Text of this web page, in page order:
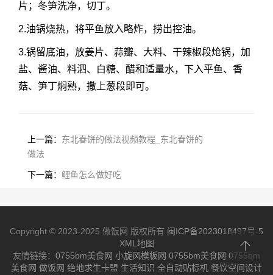
片；冬笋洗净，切丁。
2.油锅烧热，将平鱼放入略炸，捞出控油。
3.锅留底油，放姜片、蒜瓣、大料、干辣椒段炝锅，加
盐、酱油、料泗、白糖、醋和适量水，下入平鱼、香
菇、笋丁焖熟，撒上葱段即可。
上一篇： 东北春饼的做法视频教程_东北春饼的
做法
下一篇： 鲤鱼怎么做好吃
Copyright © 2023-2025 做饭网 版权所有 闽ICP备2023018497号-5
XML地图
友情链接： 0755bm美食网 小旋风模板网 0755bm美食网 0755bm
美食网 做饭网 绝地求生卡盟 生活知识 全自动贴标机 餐饮空间设计